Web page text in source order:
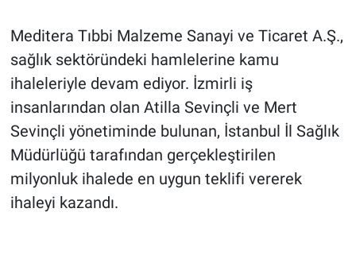
Meditera Tıbbi Malzeme Sanayi ve Ticaret A.Ş.,
sağlık sektöründeki hamlelerine kamu
ihaleleriyle devam ediyor. İzmirli iş
insanlarından olan Atilla Sevinçli ve Mert
Sevinçli yönetiminde bulunan, İstanbul İl Sağlık
Müdürlüğü tarafından gerçekleştirilen
milyonluk ihalede en uygun teklifi vererek
ihaleyi kazandı.